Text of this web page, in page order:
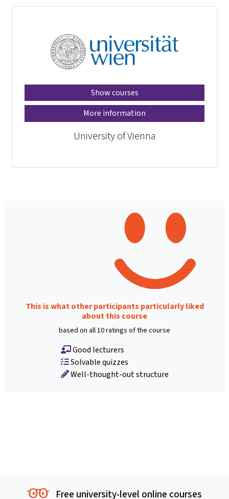
Show courses
More information
University of Vienna
This is what other participants particularly liked
about this course
based on all 10 ratings of the course
Good lecturers
Solvable quizzes
Well-thought-out structure
Free university-level online courses